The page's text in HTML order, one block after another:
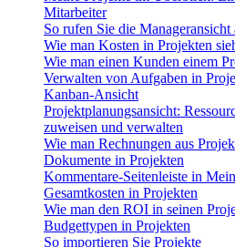
Mitarbeiter
So rufen Sie die Manageransicht
Wie man Kosten in Projekten
Wie man einen Kunden einem
Verwalten von Aufgaben in
Kanban-Ansicht
Projektplanungsansicht:
zuweisen und verwalten
Wie man Rechnungen aus
Dokumente in Projekten
Kommentare-Seitenleiste in
Gesamtkosten in Projekten
Wie man den ROI in seinen
Budgettypen in Projekten
So importieren Sie Projekte